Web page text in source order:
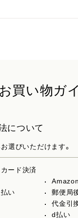
お買い物ガ
について
選びいただけます。
ード決済
い
郵便局
代金引
d払い